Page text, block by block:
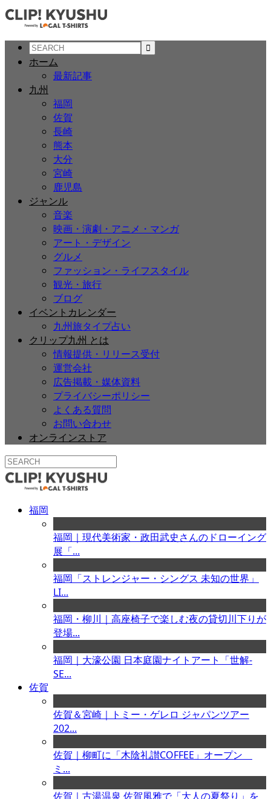
ホーム
最新記事
九州
福岡
佐賀
長崎
熊本
大分
宮崎
鹿児島
ジャンル
音楽
映画・演劇・アニメ・マンガ
アート・デザイン
グルメ
ファッション・ライフスタイル
観光・旅行
ブログ
イベントカレンダー
九州旅タイプ占い
クリップ九州 とは
情報提供・リリース受付
運営会社
広告掲載・媒体資料
プライバシーポリシー
よくある質問
お問い合わせ
オンラインストア
福岡
福岡｜現代美術家・政田武史さんのドローイング
展「...
福岡「ストレンジャー・シングス 未知の世界」
LI...
福岡・柳川｜高座椅子で楽しむ夜の貸切川下りが
登場...
福岡｜大濠公園 日本庭園ナイトアート「世解-
SE...
佐賀
佐賀＆宮崎｜トミー・ゲレロ ジャパンツアー
202...
佐賀｜柳町に「木陰礼讃COFFEE」オープン
ミ...
佐賀｜古湯温泉 佐賀風雅で「大人の夏祭り」を